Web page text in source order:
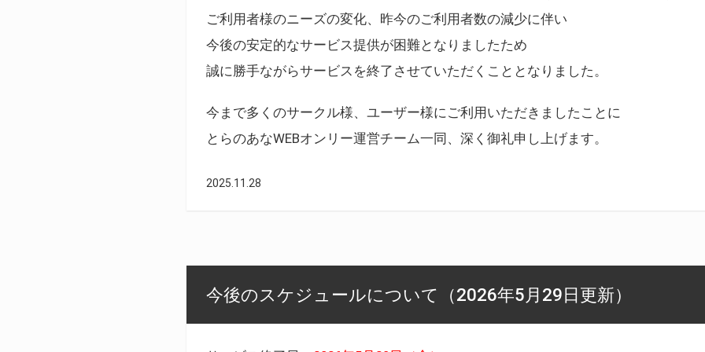
ご利用者様のニーズの変化、昨今のご利用者数の減少に伴い
今後の安定的なサービス提供が困難となりましたため
誠に勝手ながらサービスを終了させていただくこととなりました。
今まで多くのサークル様、ユーザー様にご利用いただきましたことに
とらのあなWEBオンリー運営チーム一同、深く御礼申し上げます。
2025.11.28
今後のスケジュールについて（2026年5月29日更新）